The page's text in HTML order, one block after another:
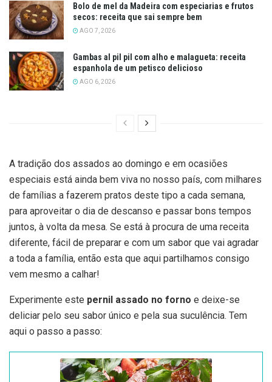
Bolo de mel da Madeira com especiarias e frutos
secos: receita que sai sempre bem
AGO 7, 2026
Gambas al pil pil com alho e malagueta: receita
espanhola de um petisco delicioso
AGO 6, 2026
A tradição dos assados ao domingo e em ocasiões
especiais está ainda bem viva no nosso país, com milhares
de famílias a fazerem pratos deste tipo a cada semana,
para aproveitar o dia de descanso e passar bons tempos
juntos, à volta da mesa. Se está à procura de uma receita
diferente, fácil de preparar e com um sabor que vai agradar
a toda a família, então esta que aqui partilhamos consigo
vem mesmo a calhar!
Experimente este pernil assado no forno e deixe-se
deliciar pelo seu sabor único e pela sua suculência. Tem
aqui o passo a passo: